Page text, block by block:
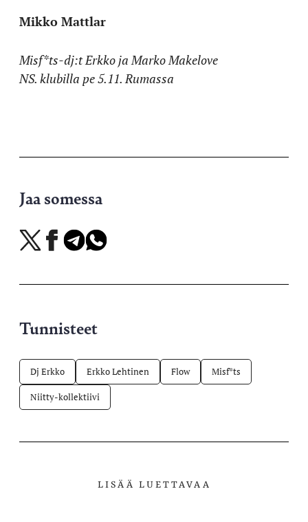
Mikko Mattlar
Misf*ts-dj:t Erkko ja Marko Makelove
NS. klubilla pe 5.11. Rumassa
Jaa somessa
Jaa
X-
Jaa
Facebookissa
Jaa
Telegramissa
Jaa
WhatsAppissa
Tunnisteet
Dj Erkko Erkko Lehtinen Flow Misf*ts
Niitty-kollektiivi
LISÄÄ LUETTAVAA